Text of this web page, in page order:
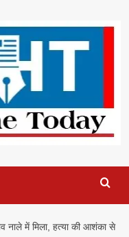
नाले में मिला, हत्या की आशंका से